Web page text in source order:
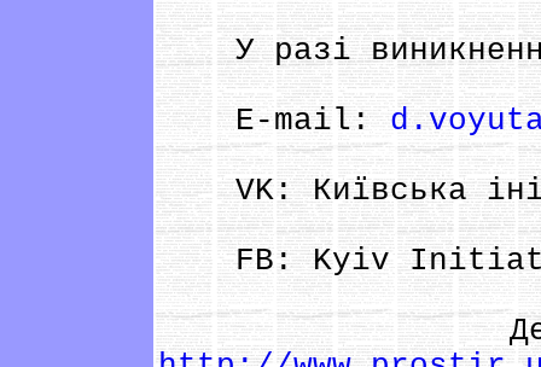
У разі
E-mail:
VK: Київська
FB: Kyiv
Деталі